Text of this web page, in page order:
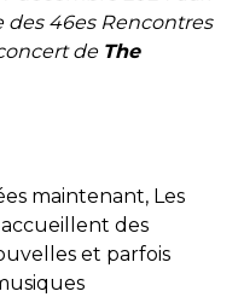
des 46es Rencontres
de The
maintenant, Les
accueillent des
et parfois